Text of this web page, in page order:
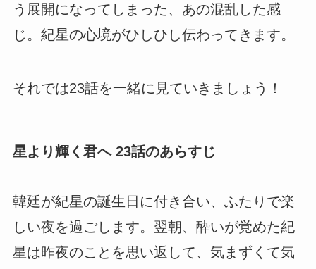
う展開になってしまった、あの混乱した感
じ。紀星の心境がひしひし伝わってきます。
それでは23話を一緒に見ていきましょう！
星より輝く君へ 23話のあらすじ
韓廷が紀星の誕生日に付き合い、ふたりで楽
しい夜を過ごします。翌朝、酔いが覚めた紀
星は昨夜のことを思い返して、気まずくて気